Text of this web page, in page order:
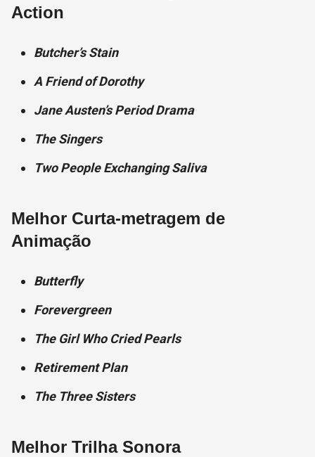
Action
Butcher’s Stain
A Friend of Dorothy
Jane Austen’s Period Drama
The Singers
Two People Exchanging Saliva
Melhor Curta-metragem de
Animação
Butterfly
Forevergreen
The Girl Who Cried Pearls
Retirement Plan
The Three Sisters
Melhor Trilha Sonora